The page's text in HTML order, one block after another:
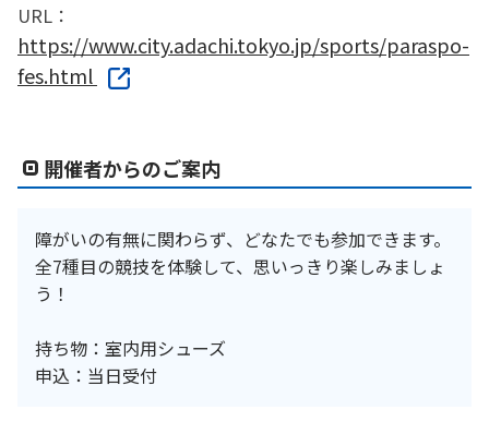
URL：
https://www.city.adachi.tokyo.jp/sports/paraspo-
fes.html
開催者からのご案内
障がいの有無に関わらず、どなたでも参加できます。
全7種目の競技を体験して、思いっきり楽しみましょ
う！
持ち物：室内用シューズ
申込：当日受付